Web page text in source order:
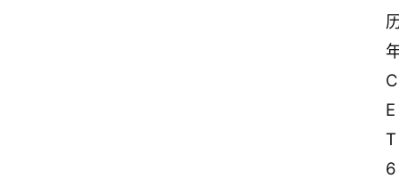
C
E
T
6